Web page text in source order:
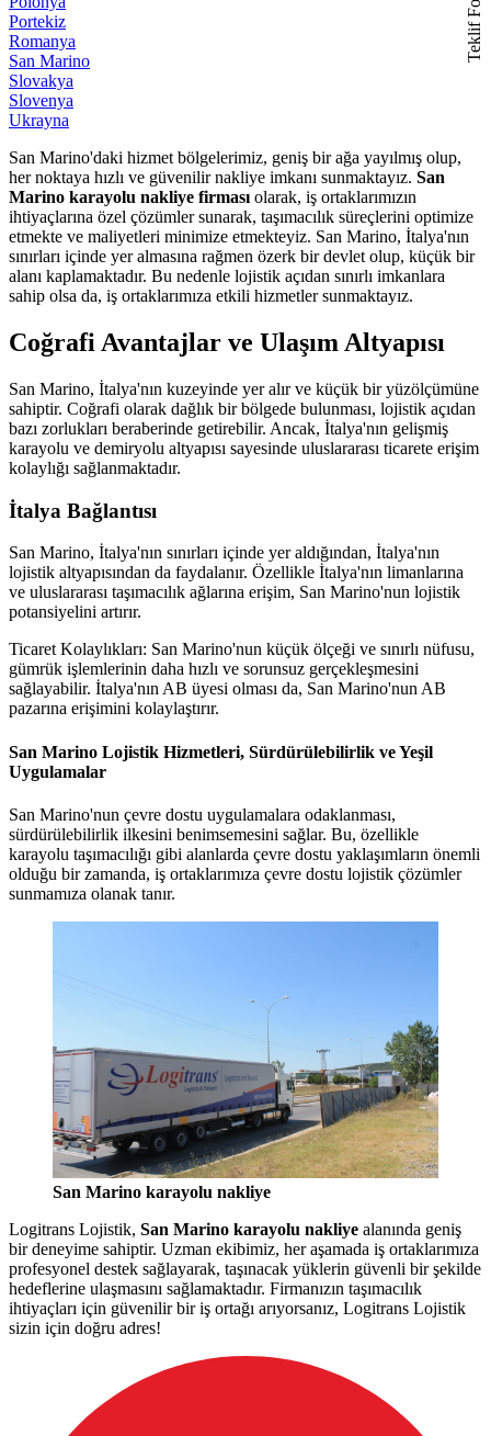
Portekiz
Romanya
San Marino
Slovakya
Slovenya
Ukrayna
San Marino'daki hizmet bölgelerimiz, geniş bir ağa yayılmış olup,
her noktaya hızlı ve güvenilir nakliye imkanı sunmaktayız. San
Marino karayolu nakliye firması olarak, iş ortaklarımızın
ihtiyaçlarına özel çözümler sunarak, taşımacılık süreçlerini optimize
etmekte ve maliyetleri minimize etmekteyiz. San Marino, İtalya'nın
sınırları içinde yer almasına rağmen özerk bir devlet olup, küçük bir
alanı kaplamaktadır. Bu nedenle lojistik açıdan sınırlı imkanlara
sahip olsa da, iş ortaklarımıza etkili hizmetler sunmaktayız.
Coğrafi Avantajlar ve Ulaşım Altyapısı
San Marino, İtalya'nın kuzeyinde yer alır ve küçük bir yüzölçümüne
sahiptir. Coğrafi olarak dağlık bir bölgede bulunması, lojistik açıdan
bazı zorlukları beraberinde getirebilir. Ancak, İtalya'nın gelişmiş
karayolu ve demiryolu altyapısı sayesinde uluslararası ticarete erişim
kolaylığı sağlanmaktadır.
İtalya Bağlantısı
San Marino, İtalya'nın sınırları içinde yer aldığından, İtalya'nın
lojistik altyapısından da faydalanır. Özellikle İtalya'nın limanlarına
ve uluslararası taşımacılık ağlarına erişim, San Marino'nun lojistik
potansiyelini artırır.
Ticaret Kolaylıkları: San Marino'nun küçük ölçeği ve sınırlı nüfusu,
gümrük işlemlerinin daha hızlı ve sorunsuz gerçekleşmesini
sağlayabilir. İtalya'nın AB üyesi olması da, San Marino'nun AB
pazarına erişimini kolaylaştırır.
San Marino Lojistik Hizmetleri, Sürdürülebilirlik ve Yeşil
Uygulamalar
San Marino'nun çevre dostu uygulamalara odaklanması,
sürdürülebilirlik ilkesini benimsemesini sağlar. Bu, özellikle
karayolu taşımacılığı gibi alanlarda çevre dostu yaklaşımların önemli
olduğu bir zamanda, iş ortaklarımıza çevre dostu lojistik çözümler
sunmamıza olanak tanır.
San Marino karayolu nakliye
Logitrans Lojistik, San Marino karayolu nakliye alanında geniş
bir deneyime sahiptir. Uzman ekibimiz, her aşamada iş ortaklarımıza
profesyonel destek sağlayarak, taşınacak yüklerin güvenli bir şekilde
hedeflerine ulaşmasını sağlamaktadır. Firmanızın taşımacılık
ihtiyaçları için güvenilir bir iş ortağı arıyorsanız, Logitrans Lojistik
sizin için doğru adres!